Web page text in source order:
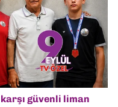
karşı güvenli liman